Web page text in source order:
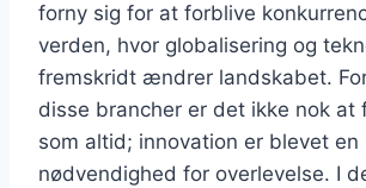
forny sig for at forblive
verden, hvor globalisering og
fremskridt ændrer landskabet.
disse brancher er det ikke nok
som altid; innovation er blevet en
nødvendighed for overlevelse. I